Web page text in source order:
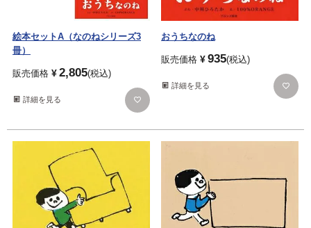
絵本セットA（なのねシリーズ3
冊）
販売価格 ¥2,805 税込
詳細を見る
おうちなのね
販売価格 ¥935 税込
詳細を見る